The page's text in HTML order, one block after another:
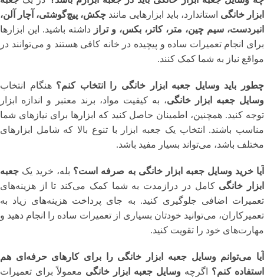
ابزار خانگی استاندارد، باید ابزارهایی مانند چکش، پیچ‌گوشتی، آچار آلن،
انبردست، سیم چین، متر، کاتر، بکس، و تراز داشته باشید. این ابزارها
برای انجام تعمیرات ساده و پیچیده در خانه کافی هستند و می‌توانند در
مواقع نیاز به شما کمک کنند.
چطور باید وسایل جعبه ابزار خانگی را انتخاب کنم؟ هنگام انتخاب
وسایل جعبه ابزار خانگی، به کیفیت مواد، برند معتبر و اندازه ابزار
توجه کنید. همچنین، اطمینان حاصل کنید که ابزارها برای نیازهای شما
مناسب باشند. انتخاب یک جعبه ابزار با تنوع بالا که شامل ابزارهای
مختلف باشد، می‌تواند بسیار مفید باشد.
آیا خرید وسایل جعبه ابزار خانگی به صرفه است؟ بله، خرید یک جعبه
ابزار خانگی کامل در درازمدت به شما کمک می‌کند تا از هزینه‌های
تعمیرات اضافی جلوگیری کنید. به جای پرداخت هزینه‌های زیاد به
تعمیرکاران، می‌توانید خودتان بسیاری از تعمیرات ساده را انجام دهید و
مهارت‌های خود را تقویت کنید.
آیا می‌توانم وسایل جعبه ابزار خانگی را برای کارهای حرفه‌ای هم
استفاده کنم؟ اگرچه وسایل جعبه ابزار خانگی معمولاً برای تعمیرات